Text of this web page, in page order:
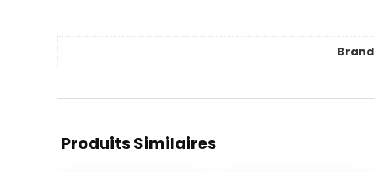
Brand
Produits Similaires